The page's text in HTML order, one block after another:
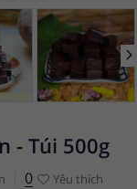
- Túi 500g
0 Yêu thích